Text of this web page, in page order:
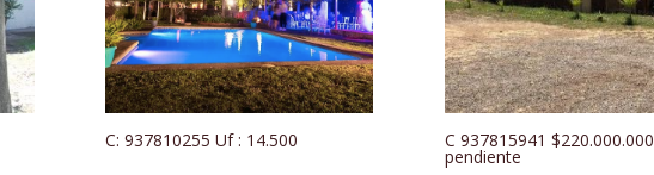
C: 937810255 Uf : 14.500 C 937815941 $220.000.000
pendiente